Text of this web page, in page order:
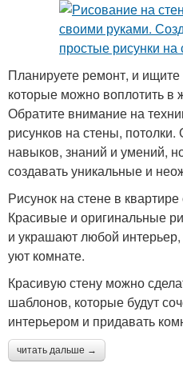
Планируете ремонт, и
которые можно воплотить в
Обратите внимание на
рисунков на стены,
навыков, знаний и умений,
создавать уникальные и
Рисунок на стене в
Красивые и оригинальные
и украшают любой
уют комнате.
Красивую стену можно
шаблонов, которые будут
интерьером и придавать
читать дальше →